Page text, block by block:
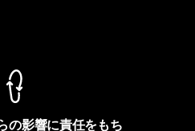
の影響に責任をもち